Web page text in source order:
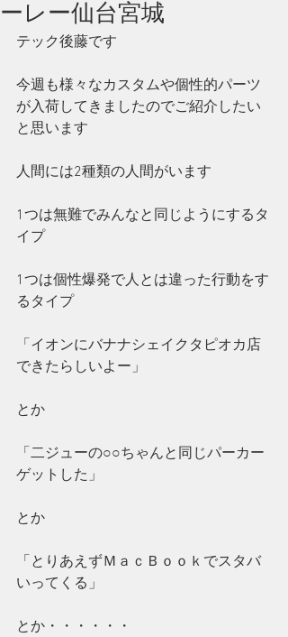
ーレー仙台宮城
テック後藤です
今週も様々なカスタムや個性的パーツ
が入荷してきましたのでご紹介したい
と思います
人間には2種類の人間がいます
1つは無難でみんなと同じようにするタ
イプ
1つは個性爆発で人とは違った行動をす
るタイプ
「イオンにバナナシェイクタピオカ店
できたらしいよー」
とか
「二ジューの○○ちゃんと同じパーカー
ゲットした」
とか
「とりあえずＭａｃＢｏｏｋでスタバ
いってくる」
とか・・・・・・